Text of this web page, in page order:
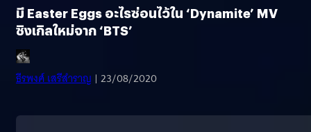
มี Easter Eggs อะไรซ่อนไว้ใน ‘Dynamite’ MV
ซิงเกิลใหม่จาก ‘BTS’
ธีรพงศ์ เสรีสำราญ | 23/08/2020